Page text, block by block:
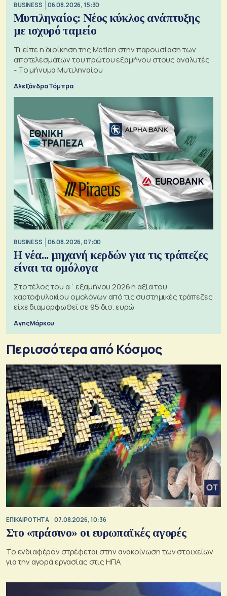
BUSINESS 06.08.2026, 15:30
Μυτιληναίος: Νέος κύκλος ανάπτυξης
με ισχυρό ταμείο
Τι είπε η διοίκηση της Metlen στην παρουσίαση των
αποτελεσμάτων του πρώτου εξαμήνου στους αναλυτές
- Το μήνυμα Μυτιληναίου
Αλεξάνδρα Τόμπρα
BUSINESS 06.08.2026, 07:00
Η νέα... μηχανή κερδών για τις τράπεζες
είναι τα ομόλογα
Στο τέλος του α΄ εξαμήνου 2026 η αξία του
χαρτοφυλακίου ομολόγων από τις συστημικές τράπεζες
είχε διαμορφωθεί σε 95 δισ. ευρώ
Αγης Μάρκου
Περισσότερα από Κόσμος
ΕΠΙΚΑΙΡΟΤΗΤΑ 07.08.2026, 10:36
Στο «πράσινο» οι ευρωπαϊκές αγορές
Το ενδιαφέρον στρέφεται στην ανακοίνωση των στοιχείων
για την αγορά εργασίας στις ΗΠΑ